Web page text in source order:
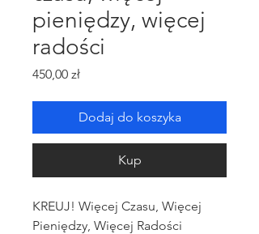
pieniędzy, więcej
radości
450,00 złCena
Dodaj do koszyka
Kup
KREUJ! Więcej Czasu, Więcej
Pieniędzy, Więcej Radości